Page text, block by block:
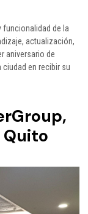
funcionalidad de la
actualización,
aniversario de
en recibir su